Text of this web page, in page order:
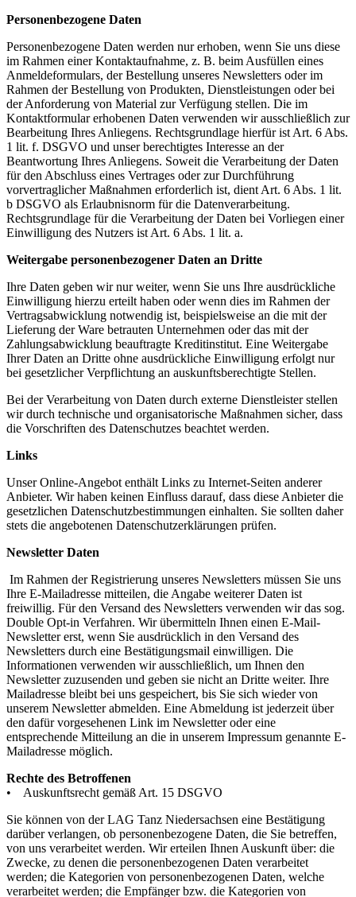
Personenbezogene Daten
Personenbezogene Daten werden nur erhoben, wenn Sie uns diese
im Rahmen einer Kontaktaufnahme, z. B. beim Ausfüllen eines
Anmeldeformulars, der Bestellung unseres Newsletters oder im
Rahmen der Bestellung von Produkten, Dienstleistungen oder bei
der Anforderung von Material zur Verfügung stellen. Die im
Kontaktformular erhobenen Daten verwenden wir ausschließlich zur
Bearbeitung Ihres Anliegens. Rechtsgrundlage hierfür ist Art. 6 Abs.
1 lit. f. DSGVO und unser berechtigtes Interesse an der
Beantwortung Ihres Anliegens. Soweit die Verarbeitung der Daten
für den Abschluss eines Vertrages oder zur Durchführung
vorvertraglicher Maßnahmen erforderlich ist, dient Art. 6 Abs. 1 lit.
b DSGVO als Erlaubnisnorm für die Datenverarbeitung.
Rechtsgrundlage für die Verarbeitung der Daten bei Vorliegen einer
Einwilligung des Nutzers ist Art. 6 Abs. 1 lit. a.
Weitergabe personenbezogener Daten an Dritte
Ihre Daten geben wir nur weiter, wenn Sie uns Ihre ausdrückliche
Einwilligung hierzu erteilt haben oder wenn dies im Rahmen der
Vertragsabwicklung notwendig ist, beispielsweise an die mit der
Lieferung der Ware betrauten Unternehmen oder das mit der
Zahlungsabwicklung beauftragte Kreditinstitut. Eine Weitergabe
Ihrer Daten an Dritte ohne ausdrückliche Einwilligung erfolgt nur
bei gesetzlicher Verpflichtung an auskunftsberechtigte Stellen.
Bei der Verarbeitung von Daten durch externe Dienstleister stellen
wir durch technische und organisatorische Maßnahmen sicher, dass
die Vorschriften des Datenschutzes beachtet werden.
Links
Unser Online-Angebot enthält Links zu Internet-Seiten anderer
Anbieter. Wir haben keinen Einfluss darauf, dass diese Anbieter die
gesetzlichen Datenschutzbestimmungen einhalten. Sie sollten daher
stets die angebotenen Datenschutzerklärungen prüfen.
Newsletter Daten
Im Rahmen der Registrierung unseres Newsletters müssen Sie uns
Ihre E-Mailadresse mitteilen, die Angabe weiterer Daten ist
freiwillig. Für den Versand des Newsletters verwenden wir das sog.
Double Opt-in Verfahren. Wir übermitteln Ihnen einen E-Mail-
Newsletter erst, wenn Sie ausdrücklich in den Versand des
Newsletters durch eine Bestätigungsmail einwilligen. Die
Informationen verwenden wir ausschließlich, um Ihnen den
Newsletter zuzusenden und geben sie nicht an Dritte weiter. Ihre
Mailadresse bleibt bei uns gespeichert, bis Sie sich wieder von
unserem Newsletter abmelden. Eine Abmeldung ist jederzeit über
den dafür vorgesehenen Link im Newsletter oder eine
entsprechende Mitteilung an die in unserem Impressum genannte E-
Mailadresse möglich.
Rechte des Betroffenen
• Auskunftsrecht gemäß Art. 15 DSGVO
Sie können von der LAG Tanz Niedersachsen eine Bestätigung
darüber verlangen, ob personenbezogene Daten, die Sie betreffen,
von uns verarbeitet werden. Wir erteilen Ihnen Auskunft über: die
Zwecke, zu denen die personenbezogenen Daten verarbeitet
werden; die Kategorien von personenbezogenen Daten, welche
verarbeitet werden; die Empfänger bzw. die Kategorien von